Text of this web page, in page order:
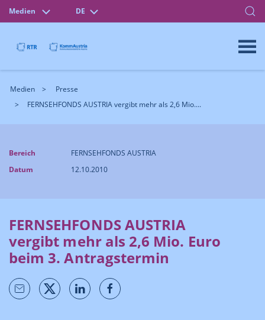
Medien DE
Medien
Presse
FERNSEHFONDS AUSTRIA vergibt mehr als 2,6 Mio....
Bereich
FERNSEHFONDS AUSTRIA
Datum
12.10.2010
FERNSEHFONDS AUSTRIA
vergibt mehr als 2,6 Mio. Euro
beim 3. Antragstermin